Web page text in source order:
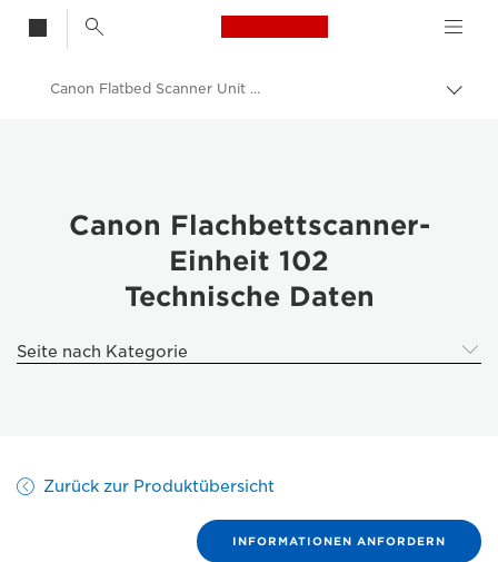
Canon Logo, back
Auf
Business-Produkte
Scanner für Zuhause und das Büro
Dokumentenscanner - Canon Deutschland
Canon Flatbed Scanner Unit 102 - Canon Flatbed Scanner Unit 102
Canon Flachbettscanner-
Einheit 102
Technische Daten
Seite nach Kategorie
Zurück zur Produktübersicht
INFORMATIONEN ANFORDERN